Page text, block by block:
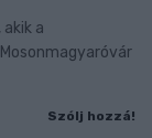
a
Szólj hozzá!